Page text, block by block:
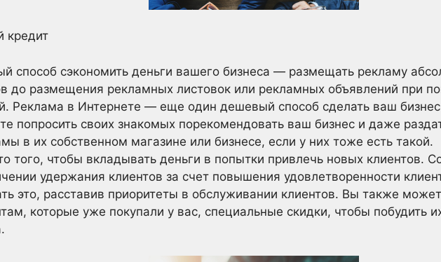
кредит
способ сэкономить деньги вашего бизнеса — размещать рекламу
до размещения рекламных листовок или рекламных объявлений при
Реклама в Интернете — еще один дешевый способ сделать ваш
попросить своих знакомых порекомендовать ваш бизнес и даже
в их собственном магазине или бизнесе, если у них тоже есть такой.
того, чтобы вкладывать деньги в попытки привлечь новых клиентов.
удержания клиентов за счет повышения удовлетворенности
это, расставив приоритеты в обслуживании клиентов. Вы также
которые уже покупали у вас, специальные скидки, чтобы побудить